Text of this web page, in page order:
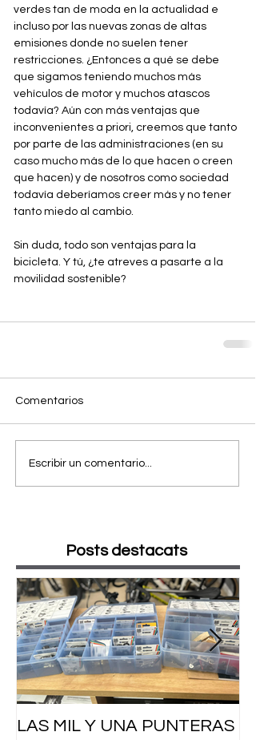
verdes tan de moda en la actualidad e
incluso por las nuevas zonas de altas
emisiones donde no suelen tener
restricciones. ¿Entonces a qué se debe
que sigamos teniendo muchos más
vehículos de motor y muchos atascos
todavía? Aún con más ventajas que
inconvenientes a priori, creemos que tanto
por parte de las administraciones (en su
caso mucho más de lo que hacen o creen
que hacen) y de nosotros como sociedad
todavía deberíamos creer más y no tener
tanto miedo al cambio.
Sin duda, todo son ventajas para la
bicicleta. Y tú, ¿te atreves a pasarte a la
movilidad sostenible?
Comentarios
Escribir un comentario...
Posts destacats
LAS MIL Y UNA PUNTERAS